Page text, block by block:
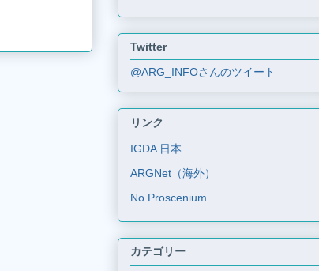
Twitter
@ARG_INFOさんのツイート
リンク
IGDA 日本
ARGNet（海外）
No Proscenium
カテゴリー